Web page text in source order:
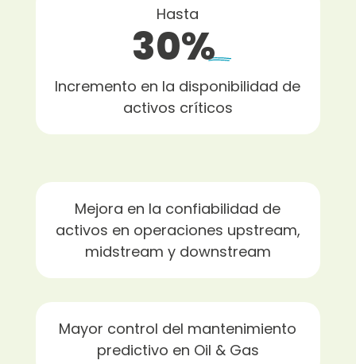
Hasta
30%
Incremento en la disponibilidad de
activos críticos
Mejora en la confiabilidad de
activos en operaciones upstream,
midstream y downstream
Mayor control del mantenimiento
predictivo en Oil & Gas